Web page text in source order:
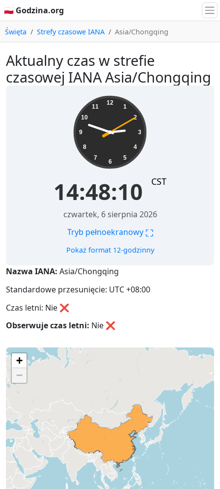
🇵🇱 Godzina.org
Święta Strefy czasowe IANA Asia/Chongqing
Aktualny czas w strefie
czasowej IANA Asia/Chongqing
12
1
2
3
4
5
6
7
8
9
10
11
14:48:10 CST
czwartek, 6 sierpnia 2026
Tryb pełnoekranowy ⛶
Pokaż format 12-godzinny
Nazwa IANA: Asia/Chongqing
Standardowe przesunięcie: UTC +08:00
Czas letni: Nie ❌
Obserwuje czas letni: Nie ❌
+
−